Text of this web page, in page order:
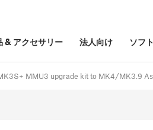
& アクセサリー 法人向け ソフ
MMU3 upgrade kit to MK4/MK3.9